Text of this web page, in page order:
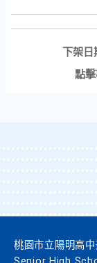
下架日
點擊
桃園市立陽明高